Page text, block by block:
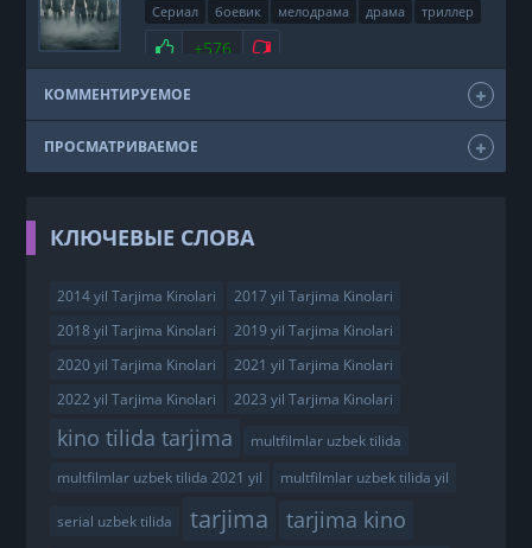
Сериал боевик мелодрама драма
триллер
фэнтези
США 2011
Нравится
+576 Не нравится
КОММЕНТИРУЕМОЕ
ПРОСМАТРИВАЕМОЕ
КЛЮЧЕВЫЕ СЛОВА
2014 yil Tarjima Kinolari
2017 yil Tarjima Kinolari
2018 yil Tarjima Kinolari
2019 yil Tarjima Kinolari
2020 yil Tarjima Kinolari
2021 yil Tarjima Kinolari
2022 yil Tarjima Kinolari
2023 yil Tarjima Kinolari
kino tilida tarjima
multfilmlar uzbek tilida
multfilmlar uzbek tilida 2021 yil
multfilmlar uzbek tilida yil
serial uzbek tilida tarjima
tarjima kino